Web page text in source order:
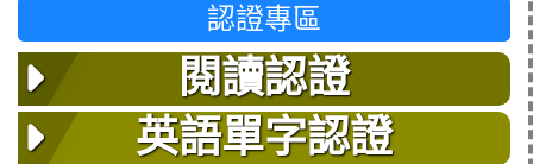
認證專區
閱讀認證
英語單字認證